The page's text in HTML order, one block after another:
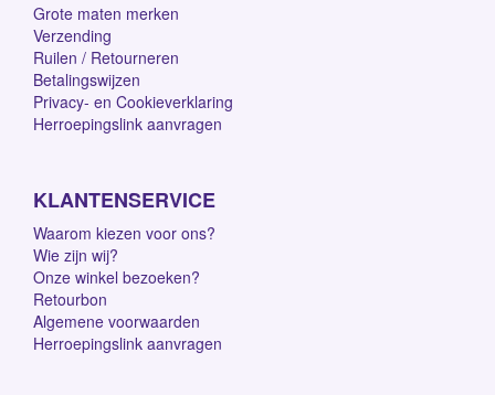
Grote maten merken
Verzending
Ruilen / Retourneren
Betalingswijzen
Privacy- en Cookieverklaring
Herroepingslink aanvragen
KLANTENSERVICE
Waarom kiezen voor ons?
Wie zijn wij?
Onze winkel bezoeken?
Retourbon
Algemene voorwaarden
Herroepingslink aanvragen